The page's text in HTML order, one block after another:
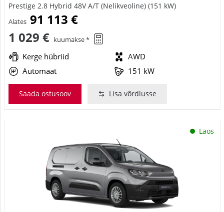
Prestige 2.8 Hybrid 48V A/T (Nelikveoline) (151 kW)
Alates 91 113 €
1 029 € kuumakse *
Kerge hübriid
AWD
Automaat
151 kW
Saada ostusoov Lisa võrdlusse
Laos